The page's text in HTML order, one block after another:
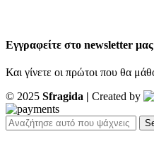
Εγγραφείτε στο newsletter μας
Και γίνετε οι πρώτοι που θα
© 2025 Sfragida | Created by